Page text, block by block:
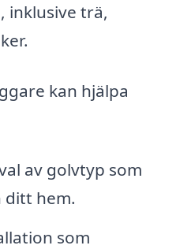
inklusive trä,
kan hjälpa
av golvtyp som
ditt hem.
som